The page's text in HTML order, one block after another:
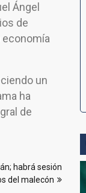
Ángel
de
economía
un
ha
de
habrá sesión
del malecón